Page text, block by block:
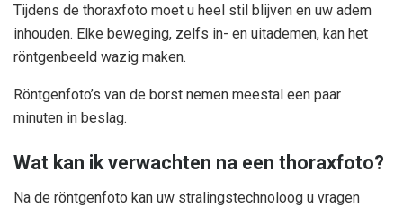
Tijdens de thoraxfoto moet u heel stil blijven en uw adem
inhouden. Elke beweging, zelfs in- en uitademen, kan het
röntgenbeeld wazig maken.
Röntgenfoto’s van de borst nemen meestal een paar
minuten in beslag.
Wat kan ik verwachten na een thoraxfoto?
Na de röntgenfoto kan uw stralingstechnoloog u vragen